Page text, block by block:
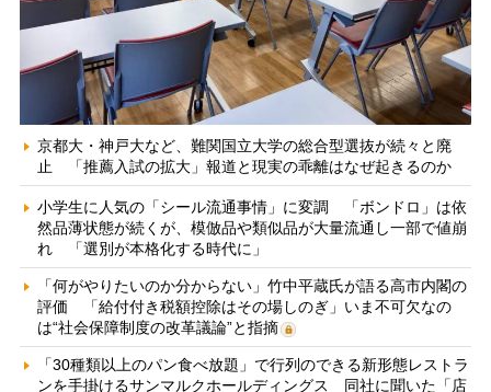
京都大・神戸大など、難関国立大学の総合型選抜が続々と廃
止 「推薦入試の拡大」報道と現実の乖離はなぜ起きるのか
小学生に人気の「シール流通事情」に変調 「ボンドロ」は依
然品薄状態が続くが、模倣品や類似品が大量流通し一部で値崩
れ 「選別が本格化する時代に」
「何がやりたいのか分からない」竹中平蔵氏が語る高市内閣の
評価 「給付付き税額控除はその場しのぎ」いま不可欠なの
は“社会保障制度の改革議論”と指摘
「30種類以上のパン食べ放題」で行列のできる新形態レストラ
ンを手掛けるサンマルクホールディングス 同社に聞いた「店